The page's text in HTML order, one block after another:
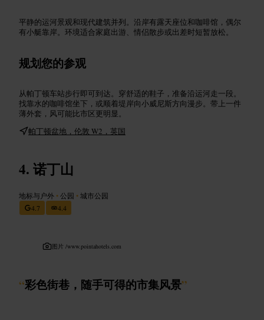
平静的运河景观和现代建筑并列。沿岸有露天座位和咖啡馆，偶尔
有小艇靠岸。环境适合家庭出游、情侣散步或出差时短暂放松。
规划您的参观
从帕丁顿车站步行即可到达。穿舒适的鞋子，准备沿运河走一段。
找靠水的咖啡馆坐下，或顺着堤岸向小威尼斯方向漫步。带上一件
薄外套，风可能比市区更明显。
帕丁顿盆地，伦敦 W2，英国
诺丁山
地标与户外 •公园 •城市公园
4.7
4.4
图片 /www.pointahotels.com
“彩色街巷，随手可得的市集风景”